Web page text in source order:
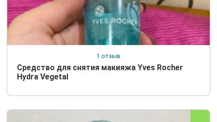
1 отзыв
Средство для снятия макияжа Yves Rocher
Hydra Vegetal